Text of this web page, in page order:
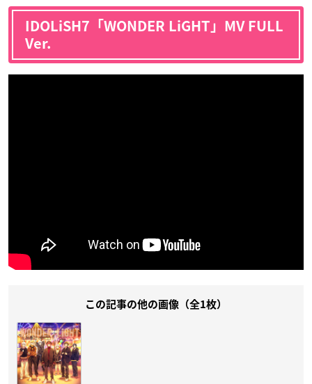
IDOLiSH7「WONDER LiGHT」MV FULL
Ver.
この記事の他の画像（全1枚）